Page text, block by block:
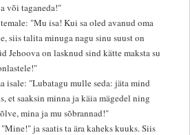
või taganeda!"
"Mu isa! Kui sa oled avanud oma
siis talita minuga nagu sinu suust on
Jehoova on lasknud sind kätte maksta su
isale: "Lubatagu mulle seda: jäta mind
et saaksin minna ja käia mägedel ning
mina ja mu sõbrannad!"
"Mine!" ja saatis ta ära kaheks kuuks. Siis